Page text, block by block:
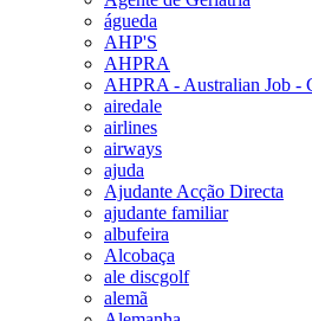
águeda
AHP'S
AHPRA
AHPRA - Australian Job -
airedale
airlines
airways
ajuda
Ajudante Acção Directa
ajudante familiar
albufeira
Alcobaça
ale discgolf
alemã